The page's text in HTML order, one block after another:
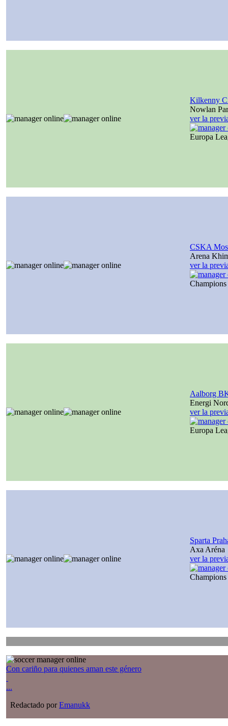
Kilkenny
Nowlan
ver la
Europa
CSKA
Arena
ver la
Aalborg
Energi
ver la
Europa
Sparta
Axa Aréna
ver la
Con cariño para quienes aman este género
...
Redactado porEmanukk